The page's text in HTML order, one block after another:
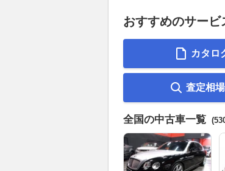
おすすめのサービ
カタロ
査定相
全国の中古車一覧